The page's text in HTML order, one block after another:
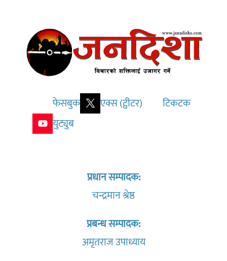
फेसबुक एक्स (ट्वीटर)
टिकटक
युट्युब
प्रधान सम्पादक:
चन्द्रमान श्रेष्ठ
प्रबन्ध सम्पादक:
अमृतराज उपाध्याय